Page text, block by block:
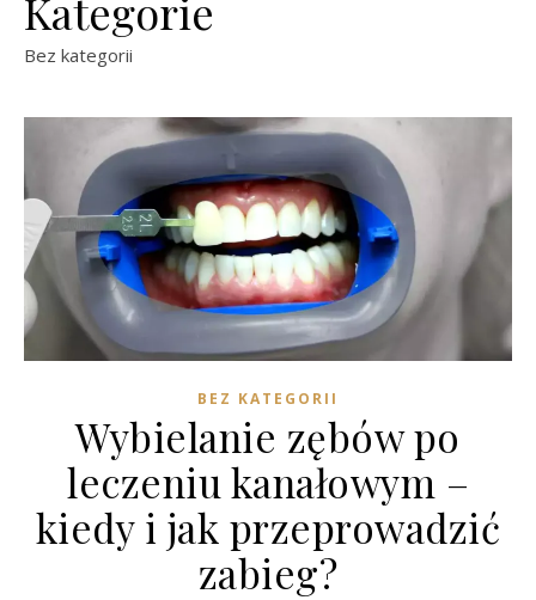
Kategorie
Bez kategorii
BEZ KATEGORII
Wybielanie zębów po
leczeniu kanałowym –
kiedy i jak przeprowadzić
zabieg?